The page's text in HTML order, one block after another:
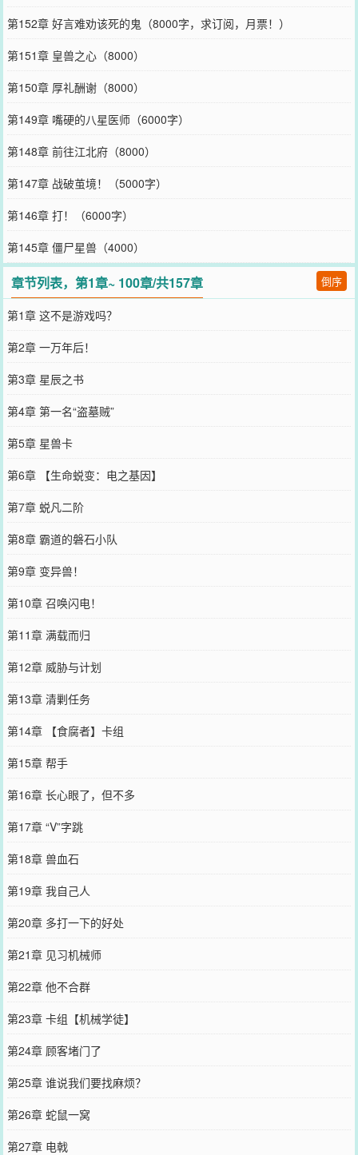
第152章 好言难劝该死的鬼（8000字，求订阅，月票！）
第151章 皇兽之心（8000）
第150章 厚礼酬谢（8000）
第149章 嘴硬的八星医师（6000字）
第148章 前往江北府（8000）
第147章 战破茧境！（5000字）
第146章 打！（6000字）
第145章 僵尸星兽（4000）
章节列表，第1章~ 100章/共157章 倒序
第1章 这不是游戏吗？
第2章 一万年后！
第3章 星辰之书
第4章 第一名“盗墓贼”
第5章 星兽卡
第6章 【生命蜕变：电之基因】
第7章 蜕凡二阶
第8章 霸道的磐石小队
第9章 变异兽！
第10章 召唤闪电！
第11章 满载而归
第12章 威胁与计划
第13章 清剿任务
第14章 【食腐者】卡组
第15章 帮手
第16章 长心眼了，但不多
第17章 “V”字跳
第18章 兽血石
第19章 我自己人
第20章 多打一下的好处
第21章 见习机械师
第22章 他不合群
第23章 卡组【机械学徒】
第24章 顾客堵门了
第25章 谁说我们要找麻烦？
第26章 蛇鼠一窝
第27章 电戟